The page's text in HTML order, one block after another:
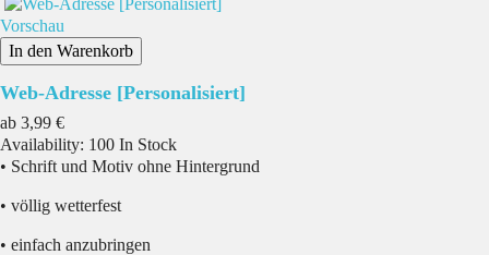
Vorschau
In den Warenkorb
Web-Adresse [Personalisiert]
ab Preis
3,99 €
Availability: 100 In Stock
• Schrift und Motiv ohne Hintergrund
• völlig wetterfest
• einfach anzubringen